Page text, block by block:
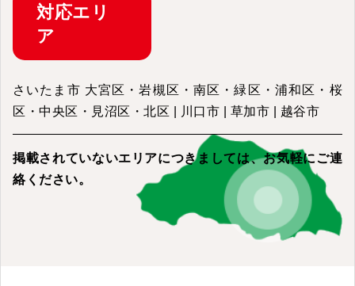
対応エリ
ア
さいたま市 大宮区・岩槻区・南区・緑区・浦和区・桜
区・中央区・見沼区・北区 | 川口市 | 草加市 | 越谷市
掲載されていないエリアにつきましては、お気軽にご連
絡ください。